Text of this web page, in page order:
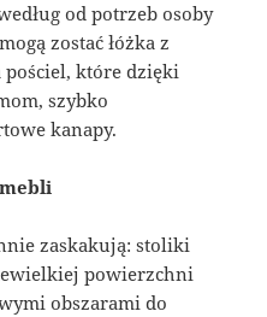
od potrzeb osoby
zostać łóżka z
które dzięki
szybko
kanapy.
zaskakują: stoliki
powierzchni
obszarami do